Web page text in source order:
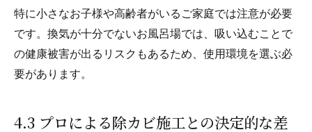
特に小さなお子様や高齢者がいるご家庭では注意が必要
です。換気が十分でないお風呂場では、吸い込むことで
の健康被害が出るリスクもあるため、使用環境を選ぶ必
要があります。
4.3 プロによる除カビ施工との決定的な差